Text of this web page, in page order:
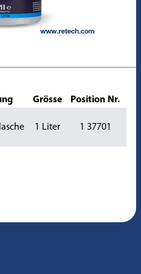
Grösse Position Nr.
1 Liter 1 37701